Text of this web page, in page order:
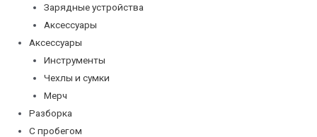
Зарядные устройства
Аксессуары
Аксессуары
Инструменты
Чехлы и сумки
Мерч
Разборка
С пробегом